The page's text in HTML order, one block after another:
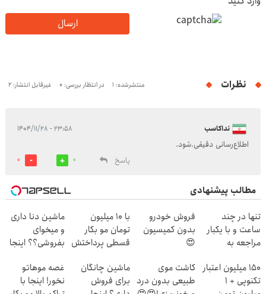
ارسال
نظرات منتشرشده: 1 در انتظار بررسی: 0 غیرقابل انتشار: 2
نداکاسب ۲۳:۵۸ - ۱۴۰۴/۱۱/۲۸
اطلاع‌رسانی دقیقی.شود.
پاسخ
0
0
مطالب پیشنهادی
تنها در چند
ساعت و با یکبار
مراجعه به
فروش خودرو
بدون کمیسیون
😍
با 10 میلیون
تومان مو بکار
قسطی پرداختش
ماشین دنا داری
و میخوای
بفروشی؟؟ اینجا
بفروش
150 میلیون اعتبار
تکنوپی + 1
کاشت موی
طبیعی بدون درد
ماشین چانگان
برای فروش
غصه موهاتو
نخور! اینجا با